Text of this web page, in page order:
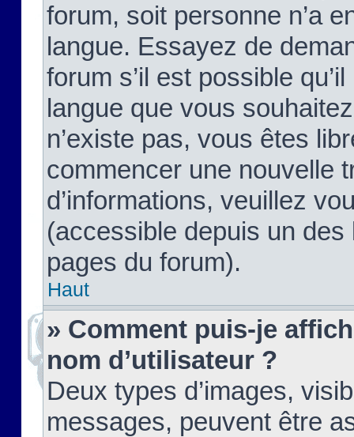
forum, soit personne n’a
langue. Essayez de
forum s’il est possible
langue que vous
n’existe pas, vous êtes
commencer une nouvelle
d’informations, veuillez
(accessible depuis un
pages du forum).
Haut
» Comment puis-je
nom d’utilisateur ?
Deux types d’images,
messages, peuvent être